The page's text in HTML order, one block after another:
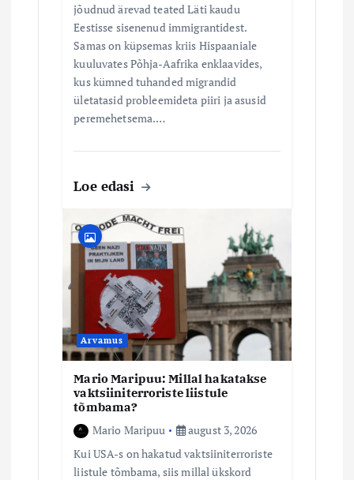
jõudnud ärevad teated Läti kaudu
Eestisse sisenenud immigrantidest.
Samas on küpsemas kriis Hispaaniale
kuuluvates Põhja-Aafrika enklaavides,
kus kümned tuhanded migrandid
ületatasid probleemideta piiri ja asusid
peremehetsema.…
Loe edasi
Arvamus
Mario Maripuu: Millal hakatakse
vaktsiiniterroriste liistule
tõmbama?
Mario Maripuu
august 3, 2026
Kui USA-s on hakatud vaktsiiniterroriste
liistule tõmbama, siis millal ükskord